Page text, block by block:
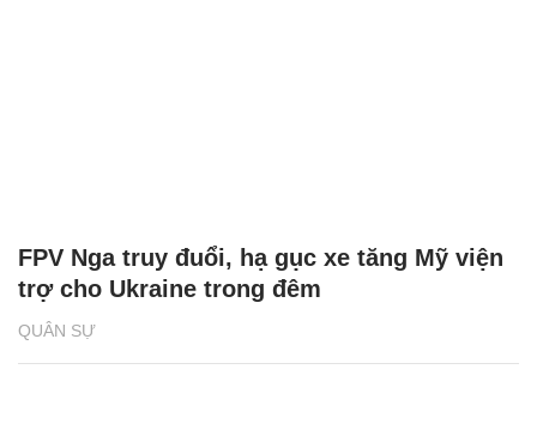
QUÂN SỰ
FPV Nga truy đuổi, hạ gục xe tăng Mỹ viện
trợ cho Ukraine trong đêm